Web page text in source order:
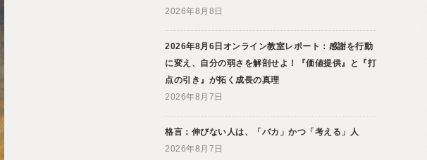
2026年8月8日
2026年8月6日オンライン教室レポート：感謝を行動
に変え、自分の弱さを解剖せよ！『価値提供』と『打
点の引き』が拓く成長の真理
2026年8月7日
格言：伸びない人は、「バカ」かつ「考える」人
2026年8月7日